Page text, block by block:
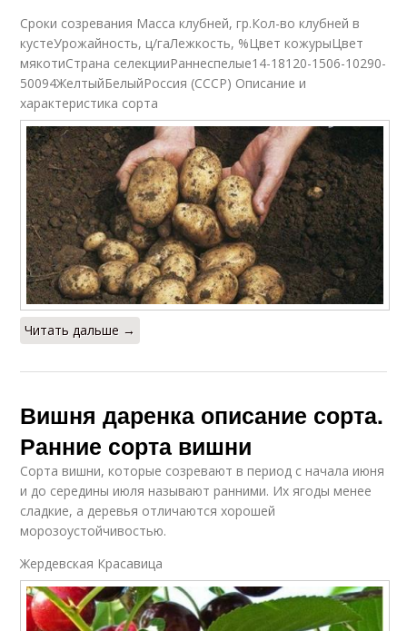
Сроки созревания Масса клубней, гр.Кол-во клубней в
кустеУрожайность, ц/гаЛежкость, %Цвет кожурыЦвет
мякотиСтрана селекцииРаннеспелые14-18120-1506-10290-
50094ЖелтыйБелыйРоссия (СССР) Описание и
характеристика сорта
Читать дальше →
Вишня даренка описание сорта.
Ранние сорта вишни
Сорта вишни, которые созревают в период с начала июня
и до середины июля называют ранними. Их ягоды менее
сладкие, а деревья отличаются хорошей
морозоустойчивостью.
Жердевская Красавица